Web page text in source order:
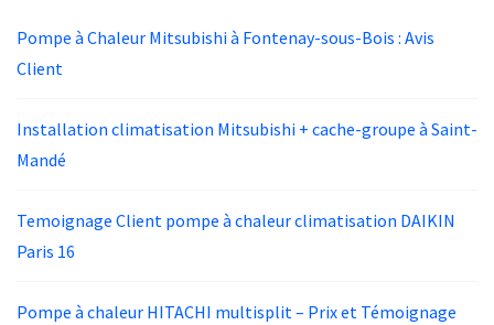
Pompe à Chaleur Mitsubishi à Fontenay-sous-Bois : Avis
Client
Installation climatisation Mitsubishi + cache-groupe à Saint-
Mandé
Temoignage Client pompe à chaleur climatisation DAIKIN
Paris 16
Pompe à chaleur HITACHI multisplit – Prix et Témoignage